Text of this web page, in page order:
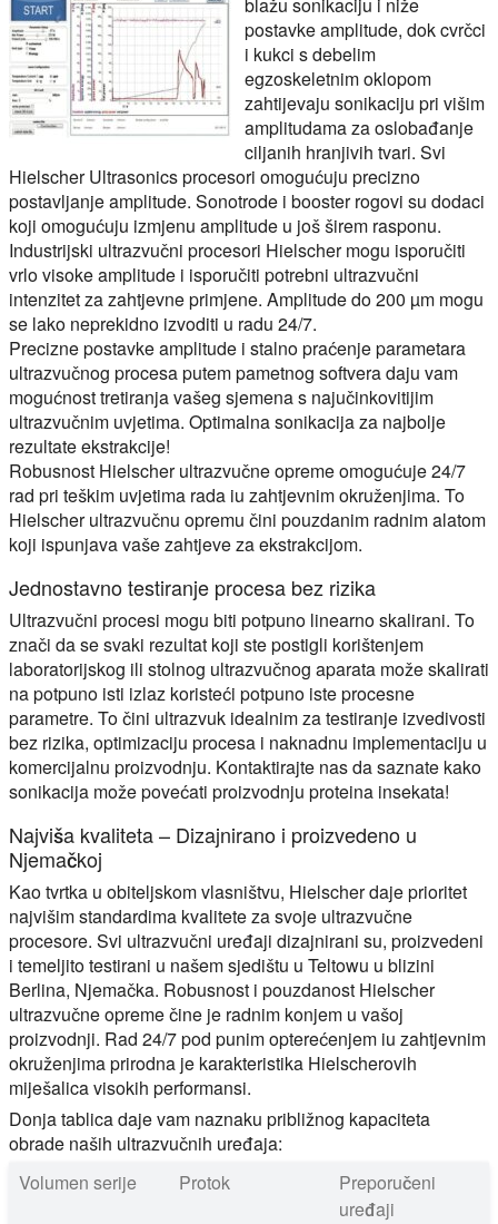
postavke amplitude, dok cvrčci
i kukci s debelim
egzoskeletnim oklopom
zahtijevaju sonikaciju pri višim
amplitudama za oslobađanje
ciljanih hranjivih tvari. Svi
Hielscher Ultrasonics procesori omogućuju precizno
postavljanje amplitude. Sonotrode i booster rogovi su dodaci
koji omogućuju izmjenu amplitude u još širem rasponu.
Industrijski ultrazvučni procesori Hielscher mogu isporučiti
vrlo visoke amplitude i isporučiti potrebni ultrazvučni
intenzitet za zahtjevne primjene. Amplitude do 200 µm mogu
se lako neprekidno izvoditi u radu 24/7.
Precizne postavke amplitude i stalno praćenje parametara
ultrazvučnog procesa putem pametnog softvera daju vam
mogućnost tretiranja vašeg sjemena s najučinkovitijim
ultrazvučnim uvjetima. Optimalna sonikacija za najbolje
rezultate ekstrakcije!
Robusnost Hielscher ultrazvučne opreme omogućuje 24/7
rad pri teškim uvjetima rada iu zahtjevnim okruženjima. To
Hielscher ultrazvučnu opremu čini pouzdanim radnim alatom
koji ispunjava vaše zahtjeve za ekstrakcijom.
Jednostavno testiranje procesa bez rizika
Ultrazvučni procesi mogu biti potpuno linearno skalirani. To
znači da se svaki rezultat koji ste postigli korištenjem
laboratorijskog ili stolnog ultrazvučnog aparata može skalirati
na potpuno isti izlaz koristeći potpuno iste procesne
parametre. To čini ultrazvuk idealnim za testiranje izvedivosti
bez rizika, optimizaciju procesa i naknadnu implementaciju u
komercijalnu proizvodnju. Kontaktirajte nas da saznate kako
sonikacija može povećati proizvodnju proteina insekata!
Najviša kvaliteta – Dizajnirano i proizvedeno u
Njemačkoj
Kao tvrtka u obiteljskom vlasništvu, Hielscher daje prioritet
najvišim standardima kvalitete za svoje ultrazvučne
procesore. Svi ultrazvučni uređaji dizajnirani su, proizvedeni
i temeljito testirani u našem sjedištu u Teltowu u blizini
Berlina, Njemačka. Robusnost i pouzdanost Hielscher
ultrazvučne opreme čine je radnim konjem u vašoj
proizvodnji. Rad 24/7 pod punim opterećenjem iu zahtjevnim
okruženjima prirodna je karakteristika Hielscherovih
miješalica visokih performansi.
Donja tablica daje vam naznaku približnog kapaciteta
obrade naših ultrazvučnih uređaja:
Volumen serije
Protok
Preporučeni
uređaji